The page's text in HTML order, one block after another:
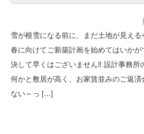
雪が根雪になる前に、まだ土地が見え
春に向けてご新築計画を始めてはいかが
決して早くはございません‼ 設計事務所
何かと敷居が高く、お家賃並みのご返済
ない～っ […]